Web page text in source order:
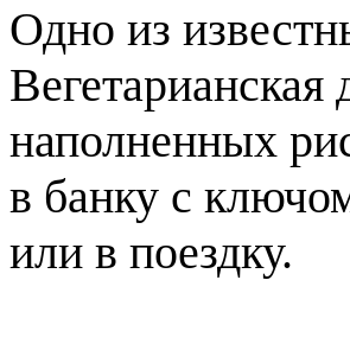
Одно из
Вегетарианская
наполненных
в банку с
или в поездку.